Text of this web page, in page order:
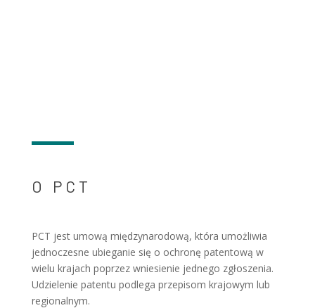
O PCT
PCT jest umową międzynarodową, która umożliwia
jednoczesne ubieganie się o ochronę patentową w
wielu krajach poprzez wniesienie jednego zgłoszenia.
Udzielenie patentu podlega przepisom krajowym lub
regionalnym.